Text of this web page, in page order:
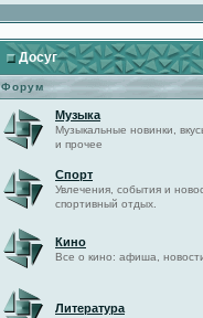
Досуг
Форум
Музыка
Музыкальные новинки,
и прочее
Спорт
Увлечения, события и
спортивный отдых.
Кино
Все о кино: афиша,
Литература